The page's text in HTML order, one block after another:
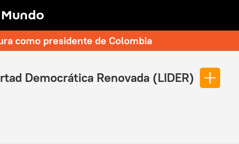
Mundo
como presidente de Colombia
Democrática Renovada (LIDER)